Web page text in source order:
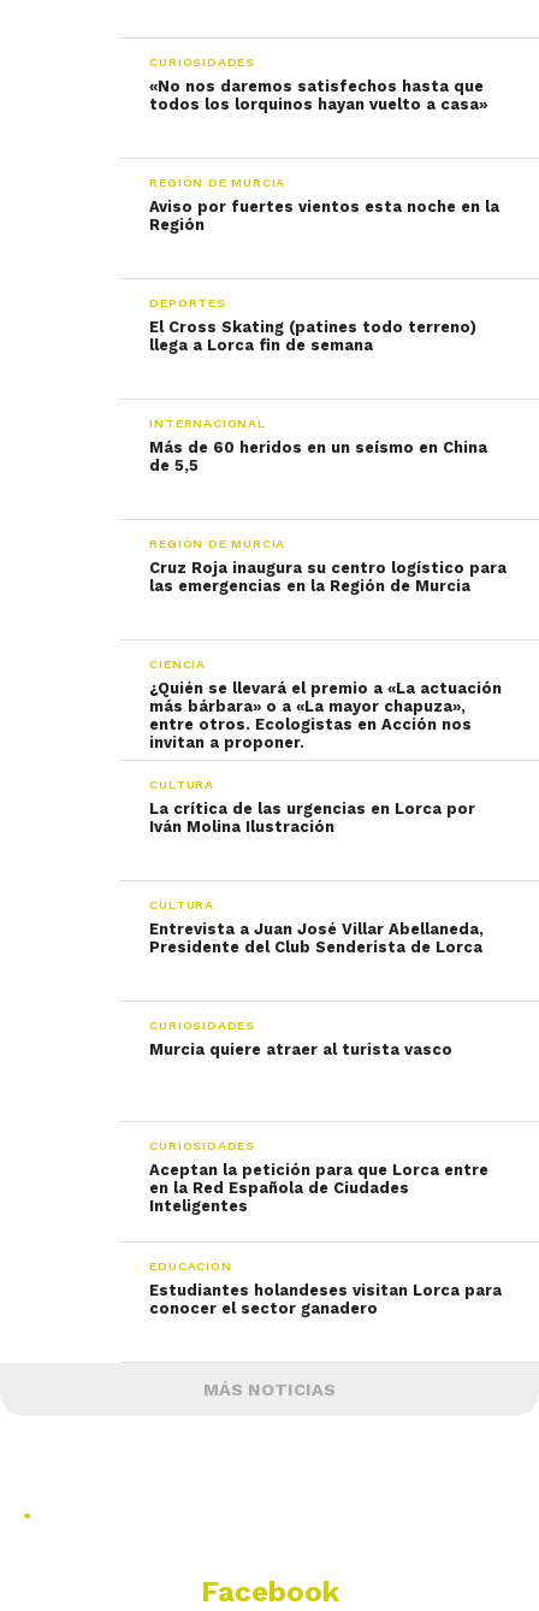
CURIOSIDADES
«No nos daremos satisfechos hasta que
todos los lorquinos hayan vuelto a casa»
REGIÓN DE MURCIA
Aviso por fuertes vientos esta noche en la
Región
DEPORTES
El Cross Skating (patines todo terreno)
llega a Lorca fin de semana
INTERNACIONAL
Más de 60 heridos en un seísmo en China
de 5,5
REGIÓN DE MURCIA
Cruz Roja inaugura su centro logístico para
las emergencias en la Región de Murcia
CIENCIA
¿Quién se llevará el premio a «La actuación
más bárbara» o a «La mayor chapuza»,
entre otros. Ecologistas en Acción nos
CULTURA
La crítica de las urgencias en Lorca por
Iván Molina Ilustración
CULTURA
Entrevista a Juan José Villar Abellaneda,
Presidente del Club Senderista de Lorca
CURIOSIDADES
Murcia quiere atraer al turista vasco
CURIOSIDADES
Aceptan la petición para que Lorca entre
en la Red Española de Ciudades
Inteligentes
EDUCACIÓN
Estudiantes holandeses visitan Lorca para
conocer el sector ganadero
MÁS NOTICIAS
.
Facebook